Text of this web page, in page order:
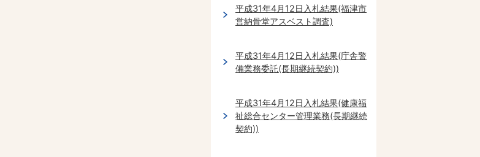
平成31年4月12日入札結果(福津市
営納骨堂アスベスト調査)
平成31年4月12日入札結果(庁舎警
備業務委託(長期継続契約))
平成31年4月12日入札結果(健康福
祉総合センター管理業務(長期継続
契約))